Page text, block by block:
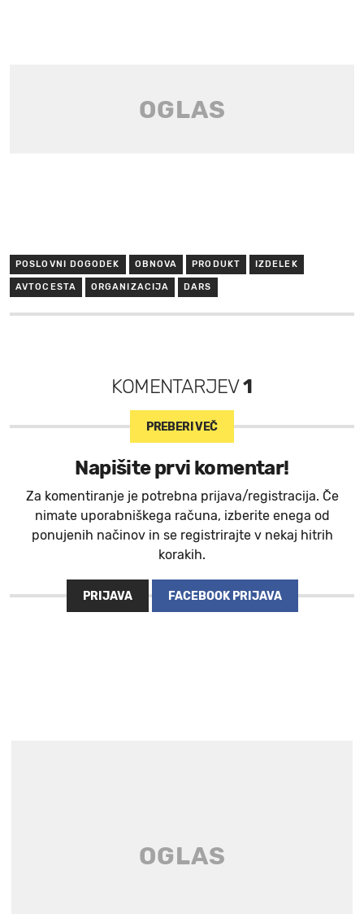
POSLOVNI DOGODEK OBNOVA PRODUKT IZDELEK
AVTOCESTA ORGANIZACIJA DARS
KOMENTARJEV1
PREBERI VEČ
Napišite prvi komentar!
Za komentiranje je potrebna prijava/registracija. Če
nimate uporabniškega računa, izberite enega od
ponujenih načinov in se registrirajte v nekaj hitrih
korakih.
PRIJAVA FACEBOOK PRIJAVA